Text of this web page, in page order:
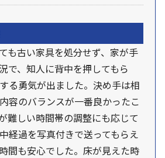
も古い家具を処分せず、家が手
で、知人に背中を押してもら
る勇気が出ました。決め手は相
容のバランスが一番良かったこ
難しい時間帯の調整にも応じて
経過を写真付きで送ってもらえ
間も安心でした。床が見えた時